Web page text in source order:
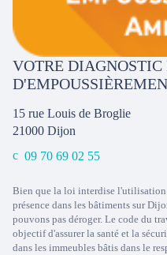
VOTRE DIAGNOSTIC
15 rue Louis de Broglie
21000 Dijon
09 70 69 02 55
Bien que la loi interdise l'utilisation
présence dans les bâtiments sur
pouvons pas déroger. Le code du
objectif d'assurer la santé et la
dans les immeubles bâtis dans le